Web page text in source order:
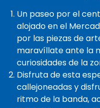
Un paseo por el
alojado en el
por las piezas de
maravíllate ante la
curiosidades de la
Disfruta de esta
callejoneadas y
ritmo de la banda,